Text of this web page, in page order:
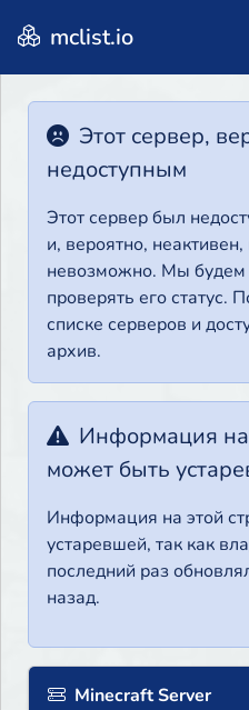
mclist.io
Этот сервер,
недоступным
Этот сервер был
и, вероятно,
невозможно. Мы будем
проверять его статус.
списке серверов и
архив.
Информация на
может быть
Информация на этой
устаревшей, так как
последний раз
назад.
Minecraft Server